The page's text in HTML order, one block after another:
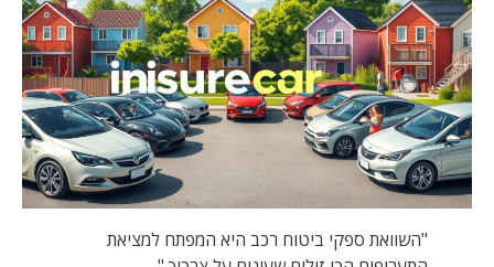
"השוואת ספקי ביטוח רכב היא המפתח למציאת